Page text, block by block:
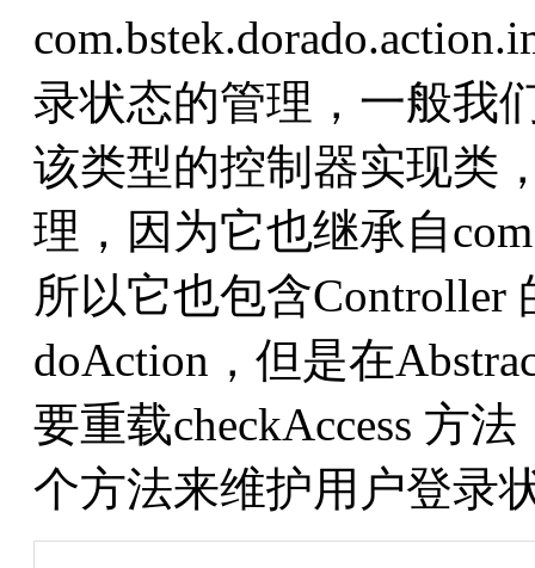
录状态的管理，一般我
该类型的控制器实现类
理，因为它也继承自
所以它也包含Controller
doAction，但是在
要重载checkAccess 方
个方法来维护用户登录